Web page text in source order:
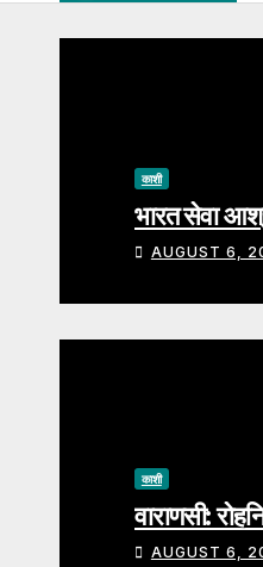
काशी
भारत सेवा
AUGUST 6,
काशी
वाराणसी:
AUGUST 6,